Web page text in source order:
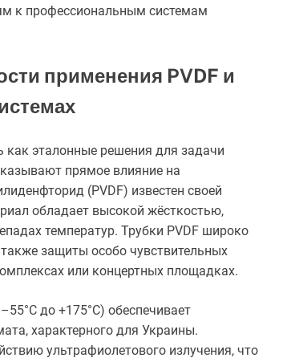
к профессиональным системам
применения PVDF и
как эталонные решения для задачи
прямое влияние на
(PVDF) известен своей
обладает высокой жёсткостью,
температур. Трубки PVDF широко
защиты особо чувствительных
или концертных площадках.
до +175°C) обеспечивает
характерного для Украины.
ультрафиолетового излучения, что